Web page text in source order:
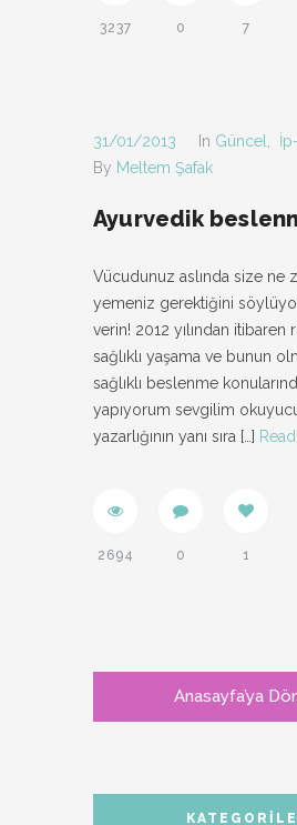
3237 0 7
31/01/2013 In Güncel
By Meltem Şafak
Ayurvedik
Vücudunuz aslında size ne
yemeniz gerektiğini
verin! 2012 yılından itibaren
sağlıklı yaşama ve bunun
sağlıklı beslenme
yapıyorum sevgilim
yazarlığının yanı sıra […]
2694 0 1
Anasayfa’ya